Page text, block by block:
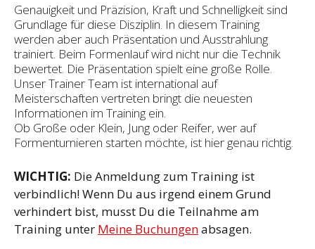
Genauigkeit und Präzision, Kraft und Schnelligkeit sind
Grundlage für diese Disziplin. In diesem Training
werden aber auch Präsentation und Ausstrahlung
trainiert. Beim Formenlauf wird nicht nur die Technik
bewertet. Die Präsentation spielt eine große Rolle.
Unser Trainer Team ist international auf
Meisterschaften vertreten bringt die neuesten
Informationen im Training ein.
Ob Große oder Klein, Jung oder Reifer, wer auf
Formenturnieren starten möchte, ist hier genau richtig.
WICHTIG: Die Anmeldung zum Training ist
verbindlich! Wenn Du aus irgend einem Grund
verhindert bist, musst Du die Teilnahme am
Training unter Meine Buchungenabsagen.